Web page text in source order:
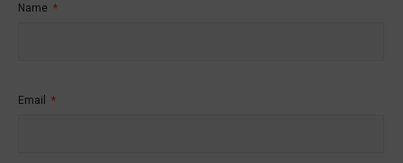
Name *
Email *